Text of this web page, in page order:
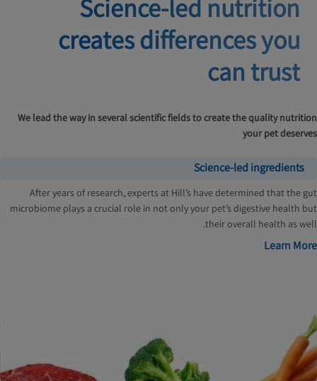
Science-led nutrition
createsdifferences you
can trust
We lead the way in several scientific fields to create the quality nutrition
your pet deserves
Science-led ingredients
After years of research, experts at Hill’s have determined that the gut
microbiome plays a crucial role in not only your pet’s digestive health but
their overall health as well.
Learn More